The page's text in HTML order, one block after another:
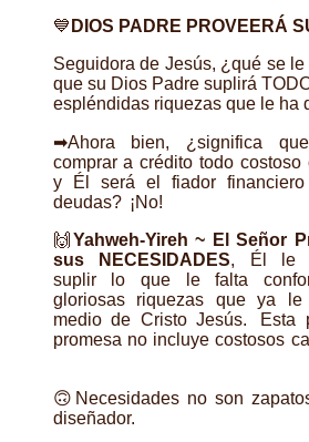
💙 DIOS PADRE PROVEERÁ
Seguidora de Jesús, ¿qué se
que su Dios Padre suplirá
espléndidas riquezas que le ha
➡Ahora bien, ¿significa
comprar a crédito todo costoso
y Él será el fiador
deudas? ¡No!
🙌 Yahweh-Yireh ~ El Señor
sus NECESIDADES, Él le
suplir lo que le falta
gloriosas riquezas que ya
medio de Cristo Jesús. Esta
promesa no incluye costosos
🙃Necesidades no son
diseñador.